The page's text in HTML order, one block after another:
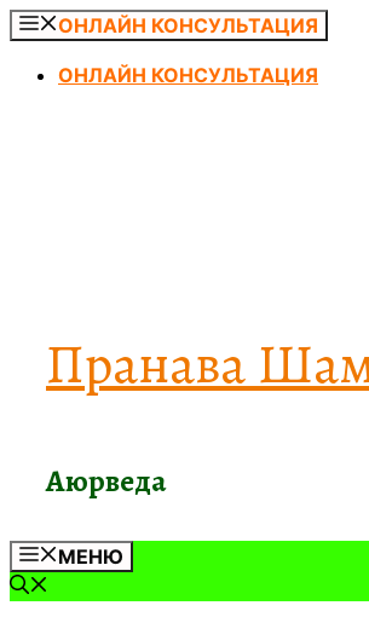
Перейти
содержимому
ОНЛАЙН КОНСУЛЬТАЦИЯ
ОНЛАЙН КОНСУЛЬТАЦИЯ
Пранава
Аюрведа
МЕНЮ